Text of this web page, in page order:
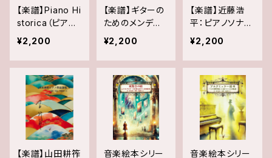
ション～インヴェ
ンションに向け
【楽譜】Piano Hi
storica（ピアノ・
ヒストリカ ）Vol.
2 ～インヴェンシ
ョンのまえに〜
はじめてのルネ
ッサンス・バロッ
ク・古典音楽: ピ
アノ初心者から
楽しめる新しい
プレ・インヴェン
ション～インヴェ
¥2,200
【楽譜】ギターの
ためのメンデル
スゾーンの主題
による幻想ソナ
タ 作曲:高久弦
太&畑中雄大
¥2,200
【楽譜】近藤浩
平：ピアノソナタ
第2番「徳山村の
記憶」／さよれ
（片手ピアノのた
めの）
¥2,200
【楽譜】山田耕筰
音楽絵本シリー
音楽絵本シリー